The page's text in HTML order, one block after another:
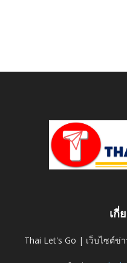
เกี่
Thai Let's Go | เว็บไซต์ข่